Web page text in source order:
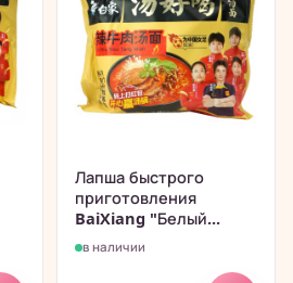
Лапша быстрого
приготовления
BaiXiang "Белый...
в наличии